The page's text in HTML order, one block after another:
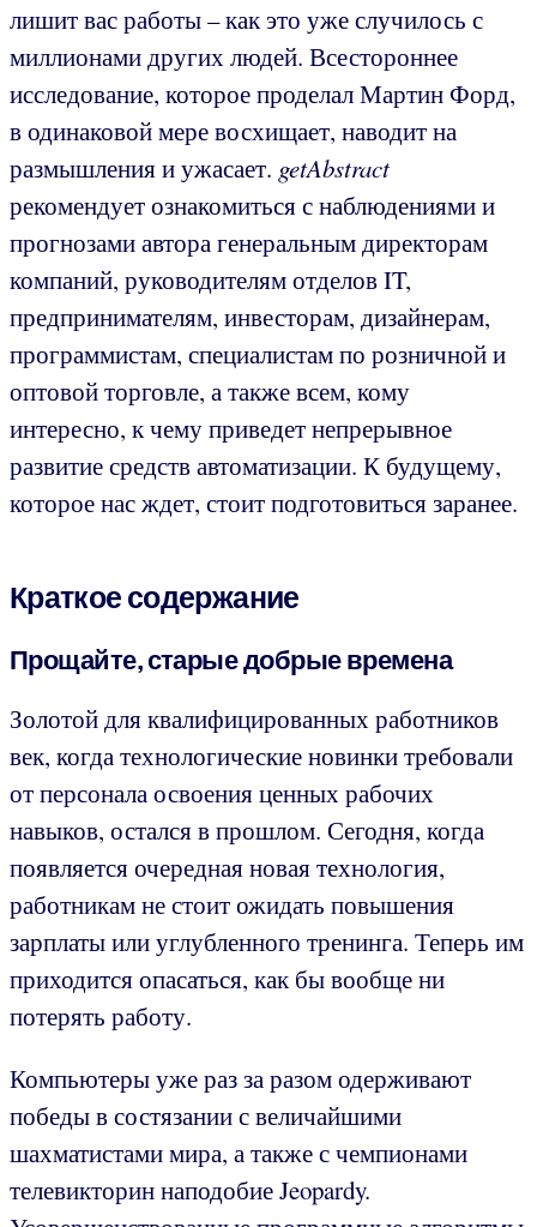
лишит вас работы – как это уже случилось с
миллионами других людей. Всестороннее
исследование, которое проделал Мартин Форд,
в одинаковой мере восхищает, наводит на
размышления и ужасает. getAbstract
рекомендует ознакомиться с наблюдениями и
прогнозами автора генеральным директорам
компаний, руководителям отделов IT,
предпринимателям, инвесторам, дизайнерам,
программистам, специалистам по розничной и
оптовой торговле, а также всем, кому
интересно, к чему приведет непрерывное
развитие средств автоматизации. К будущему,
которое нас ждет, стоит подготовиться заранее.
Краткое содержание
Прощайте, старые добрые времена
Золотой для квалифицированных работников
век, когда технологические новинки требовали
от персонала освоения ценных рабочих
навыков, остался в прошлом. Сегодня, когда
появляется очередная новая технология,
работникам не стоит ожидать повышения
зарплаты или углубленного тренинга. Теперь им
приходится опасаться, как бы вообще ни
потерять работу.
Компьютеры уже раз за разом одерживают
победы в состязании с величайшими
шахматистами мира, а также с чемпионами
телевикторин наподобие Jeopardy.